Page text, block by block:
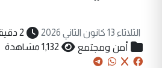
الثلاثاء 13 كانون الثاني 2026 2 دقيقة قراءة
أمن ومجتمع 1,132 مشاهدة